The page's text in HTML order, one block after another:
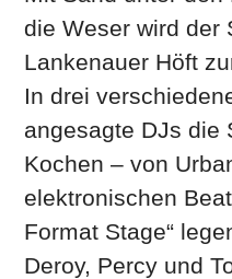
die Weser wird der
Lankenauer Höft
In drei
angesagte DJs die
Kochen – von
elektronischen
Format Stage“
Deroy, Percy und